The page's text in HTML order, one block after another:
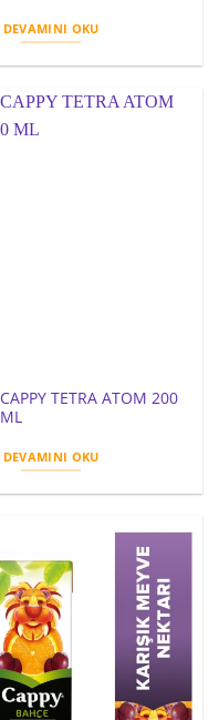
DEVAMINI OKU
CAPPY TETRA ATOM 200
ML
DEVAMINI OKU